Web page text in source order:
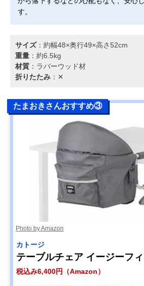
す。
サイズ：約幅48×奥行49×高さ52cm
重量 ：約6.5kg
材質 ：ラバーウッド材
折りたたみ ：✕
たまおきさんおすすめ③
Photo by Amazon
カトージ
テーブルチェア イージーフ
税込み6,400円（Amazon）